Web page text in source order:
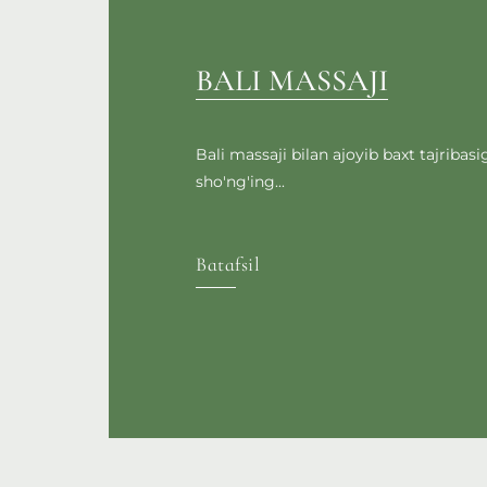
BALI MASSAJI
Bali massaji bilan ajoyib baxt
sho'ng'ing...
Batafsil